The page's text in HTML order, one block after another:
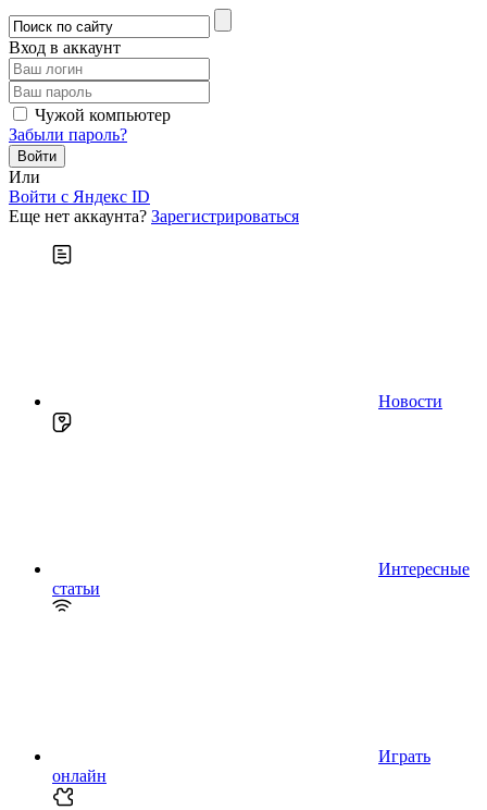
Вход в аккаунт
Чужой компьютер
Забыли пароль?
Или
Войти c Яндекс ID
Еще нет аккаунта? Зарегистрироваться
Новости
Интересные
статьи
Играть
онлайн